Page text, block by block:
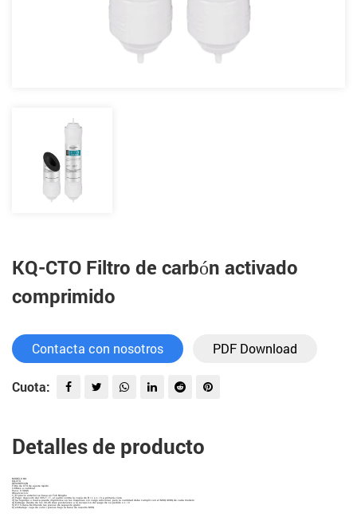
KQ-CTO Filtro de carbón activado
comprimido
Contacta con nosotros PDF Download
Cuota:
Detalles de producto
MODELO NO.
KQ-CTO
DESCRIPCIÓN
Filtro de CTO de ajuste rápido
3-6Mes a cambiar
Peso: 0.3KGS
Observación:
1) El precio anterior se basa en Fob Ningbo
2) Pago: depósito del 30% T / T, el saldo contra la copia de B / L o L / C a primera vista
3) Su logotipo o marca puede imprimirse en las máquinas sin cargo adicional, pero la cantidad debe cumplir con el MOQ 40HQ de cada modelo
4) Entrega: dentro de los 30-45 días posteriores a la recepción del pago de su pedido o L / C
5) El 1% daña fácilmente las piezas de repuesto gratis
6) embalaje: caja de color / piezas bajo la base de nuestro MOQ